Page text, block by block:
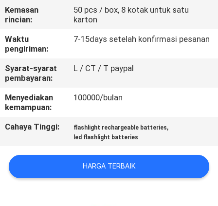
KONTROL
KUALITAS
HUBUNGI
KAMI
BERITA
KASUS
PERMINTAAN
PENAWARAN
Kemasan
rincian:
50 pcs / box, 8 kotak untuk satu
karton
Waktu
pengiriman:
7-15days setelah konfirmasi pesanan
Syarat-syarat
pembayaran:
L / CT / T paypal
Menyediakan
kemampuan:
100000/bulan
Cahaya Tinggi: flashlight rechargeable batteries,
led flashlight batteries
HARGA TERBAIK